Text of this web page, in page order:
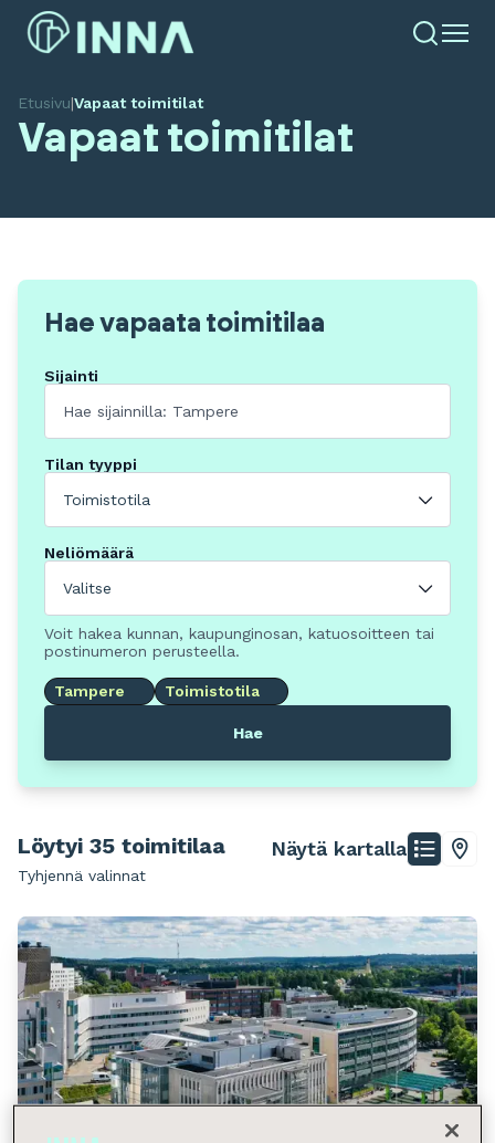
Etusivu|Vapaat toimitilat
Vapaat toimitilat
Hae vapaata toimitilaa
Sijainti
Tilan tyyppi
Toimistotila
Neliömäärä
Valitse
Voit hakea kunnan, kaupunginosan, katuosoitteen tai
postinumeron perusteella.
Tampere Toimistotila
Hae
Löytyi 35 toimitilaa
Tyhjennä valinnat
Näytä kartalla